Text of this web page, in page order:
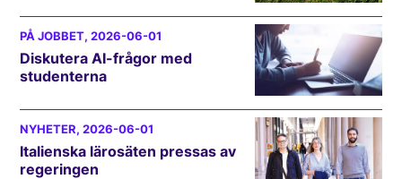
PÅ JOBBET, 2026-06-01
Diskutera AI-frågor med
studenterna
NYHETER, 2026-06-01
Italienska lärosäten pressas av
regeringen